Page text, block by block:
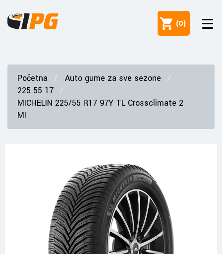
(0)
Početna
Auto gume za sve sezone
225 55 17
MICHELIN 225/55 R17 97Y TL Crossclimate 2
MI